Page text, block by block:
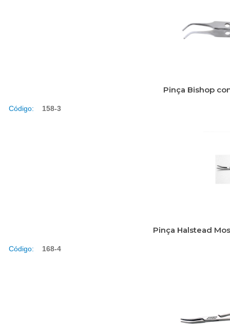
Pinça Bishop
Código: 158-3
Pinça Halstead
Código: 168-4